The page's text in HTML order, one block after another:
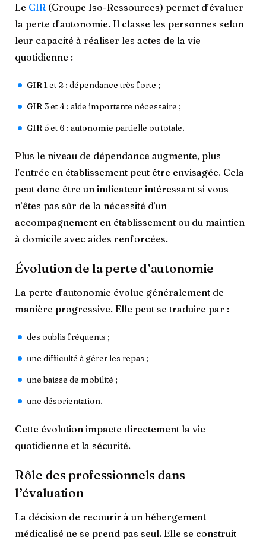
Le GIR (Groupe Iso-Ressources) permet d’évaluer
la perte d’autonomie. Il classe les personnes selon
leur capacité à réaliser les actes de la vie
quotidienne :
GIR 1 et 2 : dépendance très forte ;
GIR 3 et 4 : aide importante nécessaire ;
GIR 5 et 6 : autonomie partielle ou totale.
Plus le niveau de dépendance augmente, plus
l’entrée en établissement peut être envisagée. Cela
peut donc être un indicateur intéressant si vous
n’êtes pas sûr de la nécessité d’un
accompagnement en établissement ou du maintien
à domicile avec aides renforcées.
Évolution de la perte d’autonomie
La perte d’autonomie évolue généralement de
manière progressive. Elle peut se traduire par :
des oublis fréquents ;
une difficulté à gérer les repas ;
une baisse de mobilité ;
une désorientation.
Cette évolution impacte directement la vie
quotidienne et la sécurité.
Rôle des professionnels dans
l’évaluation
La décision de recourir à un hébergement
médicalisé ne se prend pas seul. Elle se construit